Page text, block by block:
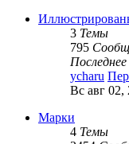
3 Темы
795
ycharu
Вс авг 02,
Марки
4 Темы